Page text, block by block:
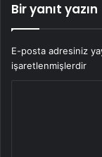
Bir yanıt yazın
E-posta adresiniz
işaretlenmişlerdir